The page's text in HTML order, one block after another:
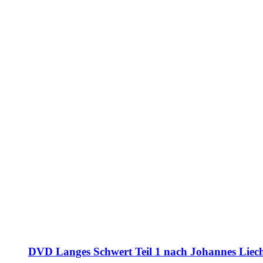
DVD Langes Schwert Teil 1 nach Johannes